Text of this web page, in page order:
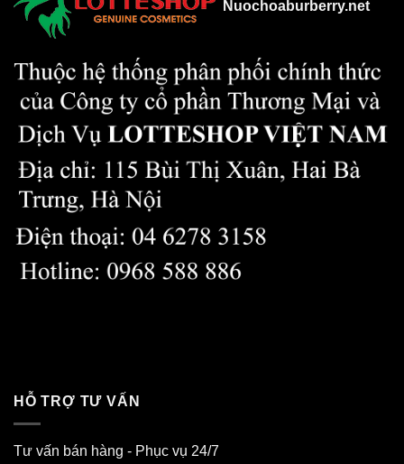
Nuochoaburberry.net
HỖ TRỢ TƯ VẤN
Tư vấn bán hàng - Phục vụ 24/7